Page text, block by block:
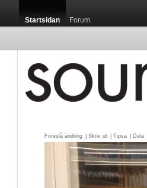
Startsidan Forum
Föreslå ändring Skriv ut Tipsa Dela